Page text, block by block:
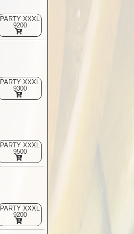
PARTY XXXL
9200
PARTY XXXL
9300
PARTY XXXL
9500
PARTY XXXL
9200